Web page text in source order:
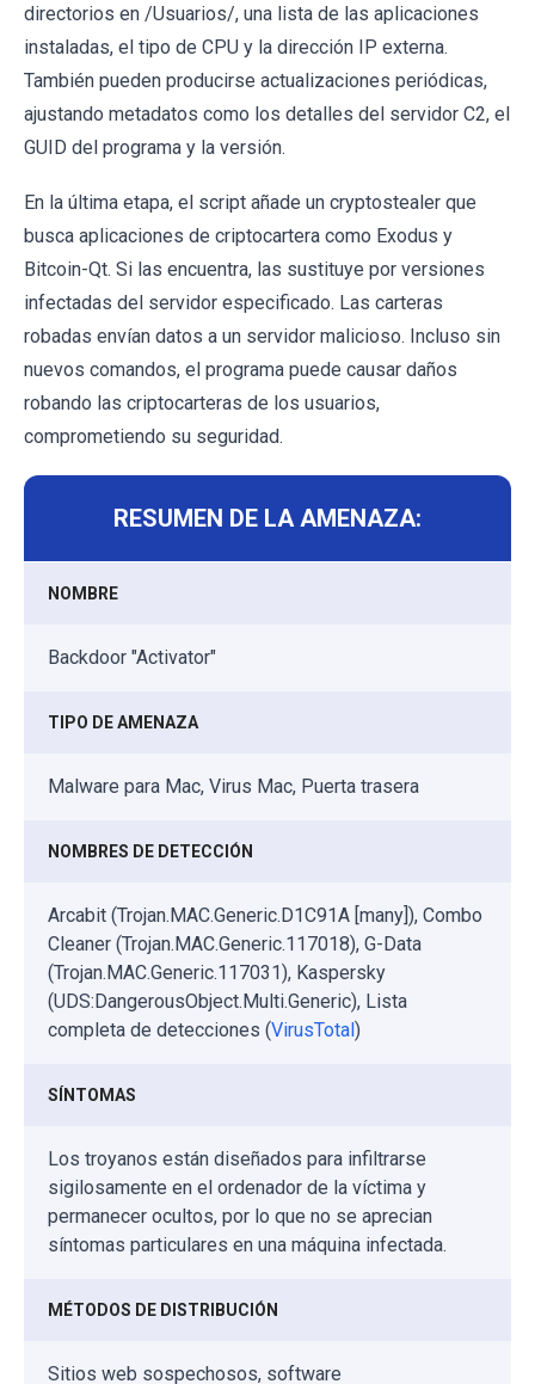
directorios en /Usuarios/, una lista de las aplicaciones
instaladas, el tipo de CPU y la dirección IP externa.
También pueden producirse actualizaciones periódicas,
ajustando metadatos como los detalles del servidor C2, el
GUID del programa y la versión.
En la última etapa, el script añade un cryptostealer que
busca aplicaciones de criptocartera como Exodus y
Bitcoin-Qt. Si las encuentra, las sustituye por versiones
infectadas del servidor especificado. Las carteras
robadas envían datos a un servidor malicioso. Incluso sin
nuevos comandos, el programa puede causar daños
robando las criptocarteras de los usuarios,
comprometiendo su seguridad.
RESUMEN DE LA AMENAZA:
NOMBRE
Backdoor "Activator"
TIPO DE AMENAZA
Malware para Mac, Virus Mac, Puerta trasera
NOMBRES DE DETECCIÓN
Arcabit (Trojan.MAC.Generic.D1C91A [many]), Combo
Cleaner (Trojan.MAC.Generic.117018), G-Data
(Trojan.MAC.Generic.117031), Kaspersky
(UDS:DangerousObject.Multi.Generic), Lista
completa de detecciones (VirusTotal)
SÍNTOMAS
Los troyanos están diseñados para infiltrarse
sigilosamente en el ordenador de la víctima y
permanecer ocultos, por lo que no se aprecian
síntomas particulares en una máquina infectada.
MÉTODOS DE DISTRIBUCIÓN
Sitios web sospechosos, software